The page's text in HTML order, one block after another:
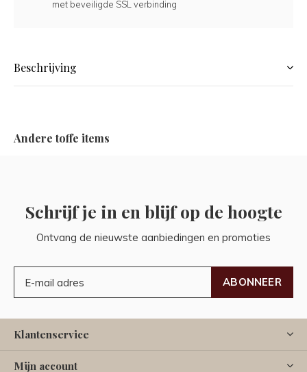
met beveiligde SSL verbinding
Beschrijving
Andere toffe items
Schrijf je in en blijf op de hoogte
Ontvang de nieuwste aanbiedingen en promoties
ABONNEER
Klantenservice
Mijn account